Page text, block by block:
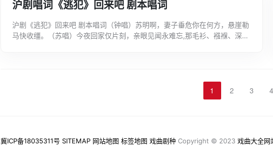
沪剧唱词《逃犯》回来吧 剧本唱词
沪剧《逃犯》回来吧 剧本唱词（钟唱）苏明啊，妻子垂危你在何方，悬崖勒
马快收缰。（苏唱）今夜回家仅片刻，亲眼见闻永难忘,那毛衫、襁褓、深
1 2 3 4
冀ICP备18035311号 SITEMAP 网站地图 标签地图 戏曲剧种 Copyright © 2023 戏曲大全网